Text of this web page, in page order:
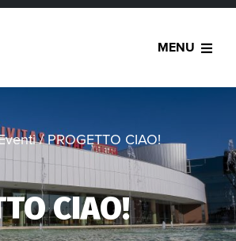
MENU
/PROGETTO CIAO!
CIAO!